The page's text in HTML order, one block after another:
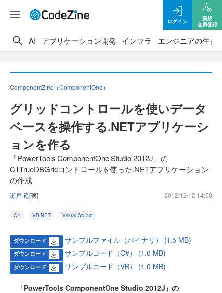
ログイン
新規
会員登録
AI アプリケーション開発 インフラ エンジニアの生き
ComponentZine（ComponentOne）
グリッドコントロールを使いデータ
ベースを操作する.NETアプリケーシ
ョンを作る
「PowerTools ComponentOne Studio 2012J」の
C1TrueDBGridコントロールを使った.NETアプリケーション
の作成
瀬戸 遥[著] 2012/12/12 14:00
C# VB.NET Visual Studio
ダウンロード サンプルファイル（バイナリ） (1.5 MB)
ダウンロード サンプルコード（C#） (1.0 MB)
ダウンロード サンプルコード（VB） (1.0 MB)
「PowerTools ComponentOne Studio 2012J」の